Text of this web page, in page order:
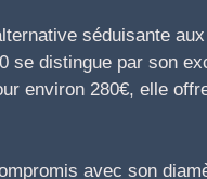
séduisante
se distingue par son
environ 280€, elle
avec son